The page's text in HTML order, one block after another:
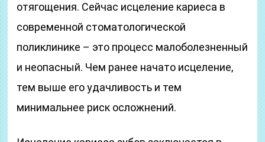
отягощения. Сейчас исцеление кариеса в
современной стоматологической
поликлинике – это процесс малоболезненный
и неопасный. Чем ранее начато исцеление,
тем выше его удачливость и тем
минимальнее риск осложнений.